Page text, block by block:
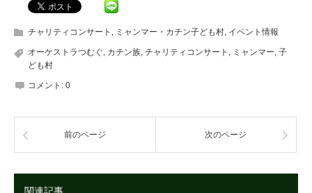
チャリティコンサート , ミャンマー・カチン子ども村, イベント情報
オーケストラつむぐ, カチン族, チャリティコンサート , ミャンマー, 子
ども村
コメント: 0
前のページ 次のページ